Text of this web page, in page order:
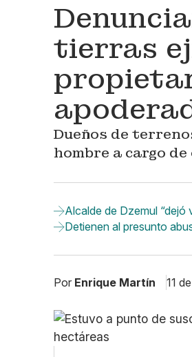
tierras
Dueños de
hombre a cargo
Alcalde de Dzemul “dejó
Detienen al presunto
Por Enrique Martín 11